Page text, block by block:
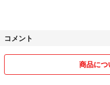
まとめ買い、お値下げお気軽に
素人保管のため、見落としがあ
詳しく見たい方はコメントいた
コメント
商品につ